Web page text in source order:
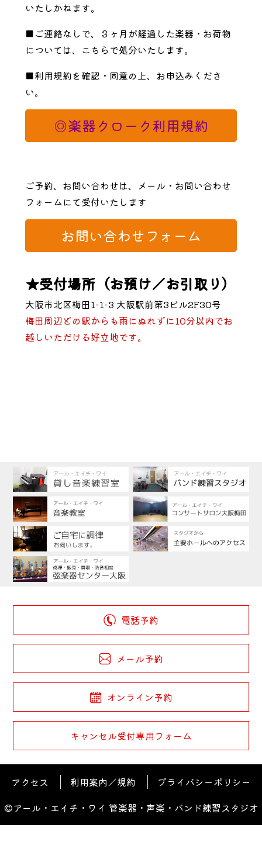
いたしかねます。
■ご連絡なしで、３ヶ月が経過した楽器・お荷物
については、こちらで処分いたします。
■利用規約を確認・同意の上、お申込みくださ
い。
◎楽器クローク利用規約
ご予約、お問い合わせは、メール・お問い合わせ
フォームにて受付いたします
お問い合わせフォーム
★受付場所（お預け／お引取り）
大阪市北区梅田1-1-3 大阪駅前第3ビル2F30号
梅田周辺どの駅からも雨にぬれずに10分以内でお
越しいただける好立地です。
電話予約
メール予約
オンライン予約
キャンセル受付専用フォーム
アクセス 利用案内／規約
プライバシーポリシー
©アール・エイチ・ワイ 管楽器・声楽・バンド練習スタジオ